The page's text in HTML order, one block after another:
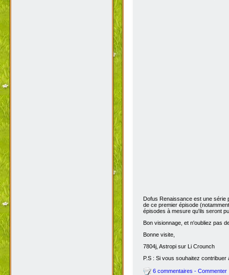
Dofus Renaissance est une série
de ce premier épisode
épisodes à mesure qu'ils seront
Bon visionnage, et n'oubliez pas
Bonne visite,
7804j, Astropi sur Li Crounch
P.S : Si vous souhaitez
6 commentaires - Commenter